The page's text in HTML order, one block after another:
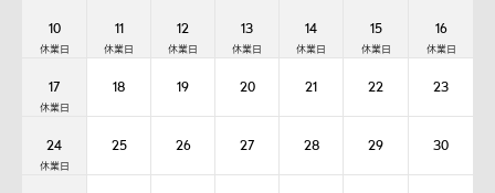
10 11 12 13 14 15 16
17 18 19 20 21 22 23
24 25 26 27 28 29 30